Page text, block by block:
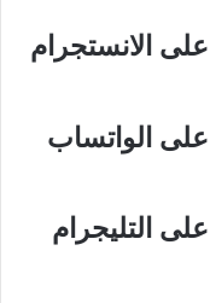
الانستجرام
على الواتساب
التليجرام